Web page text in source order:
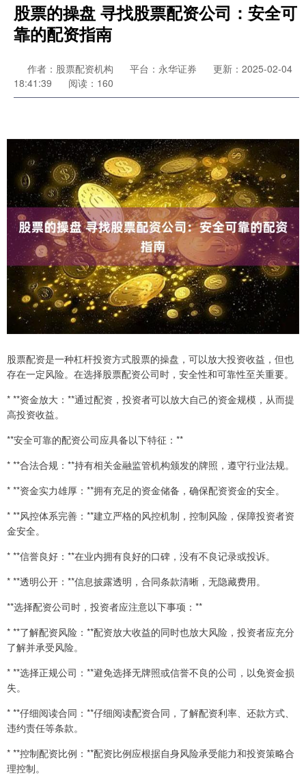
股票的操盘 寻找股票配资公司：安全可
靠的配资指南
作者：股票配资机构 平台：永华证券
更新：2025-02-04
18:41:39
阅读：160
股票配资是一种杠杆投资方式股票的操盘，可以放大投资收益，但也
存在一定风险。在选择股票配资公司时，安全性和可靠性至关重要。
* **资金放大：**通过配资，投资者可以放大自己的资金规模，从而提
高投资收益。
**安全可靠的配资公司应具备以下特征：**
* **合法合规：**持有相关金融监管机构颁发的牌照，遵守行业法规。
* **资金实力雄厚：**拥有充足的资金储备，确保配资资金的安全。
* **风控体系完善：**建立严格的风控机制，控制风险，保障投资者资
金安全。
* **信誉良好：**在业内拥有良好的口碑，没有不良记录或投诉。
* **透明公开：**信息披露透明，合同条款清晰，无隐藏费用。
**选择配资公司时，投资者应注意以下事项：**
* **了解配资风险：**配资放大收益的同时也放大风险，投资者应充分
了解并承受风险。
* **选择正规公司：**避免选择无牌照或信誉不良的公司，以免资金损
失。
* **仔细阅读合同：**仔细阅读配资合同，了解配资利率、还款方式、
违约责任等条款。
* **控制配资比例：**配资比例应根据自身风险承受能力和投资策略合
理控制。